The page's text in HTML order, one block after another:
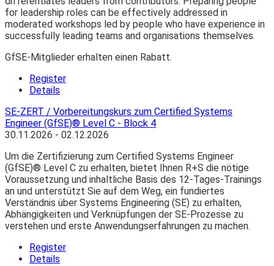
for leadership roles can be effectively addressed in
moderated workshops led by people who have experience in
successfully leading teams and organisations themselves.
GfSE-Mitglieder erhalten einen Rabatt.
Register
Details
SE-ZERT / Vorbereitungskurs zum Certified Systems
Engineer (GfSE)® Level C - Block 4
30.11.2026 - 02.12.2026
Um die Zertifizierung zum Certified Systems Engineer
(GfSE)® Level C zu erhalten, bietet Ihnen R+S die nötige
Voraussetzung und inhaltliche Basis des 12-Tages-Trainings
an und unterstützt Sie auf dem Weg, ein fundiertes
Verständnis über Systems Engineering (SE) zu erhalten,
Abhängigkeiten und Verknüpfungen der SE-Prozesse zu
verstehen und erste Anwendungserfahrungen zu machen.
Register
Details